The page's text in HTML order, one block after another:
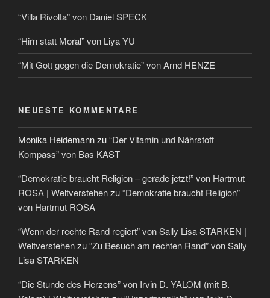
“Villa Rivolta” von Daniel SPECK
“Hirn statt Moral” von Liya YU
“Mit Gott gegen die Demokratie” von Arnd HENZE
NEUESTE KOMMENTARE
Monika Heidemannzu“Der Vitamin und Nährstoff
Kompass” von Bas KAST
“Demokratie braucht Religion – gerade jetzt!” von Hartmut
ROSA | Weltverstehenzu“Demokratie braucht Religion”
von Hartmut ROSA
“Wenn der rechte Rand regiert” von Sally Lisa STARKEN |
Weltverstehenzu“Zu Besuch am rechten Rand” von Sally
Lisa STARKEN
“Die Stunde des Herzens” von Irvin D. YALOM (mit B.